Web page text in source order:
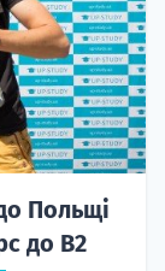
Польщі
до B2